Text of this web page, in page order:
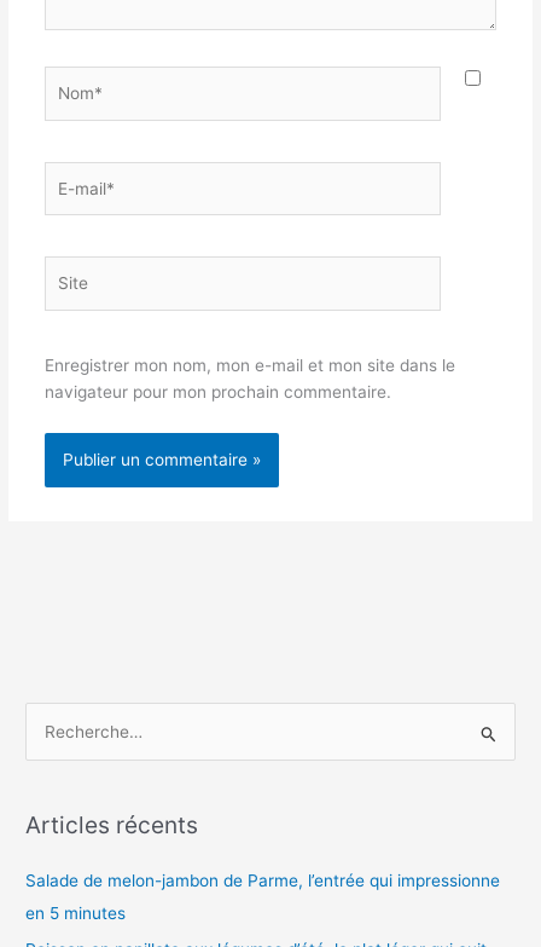
mail*
Enregistrer mon nom, mon e-mail et mon site dans le
navigateur pour mon prochain commentaire.
h
r
c
Articles récents
Salade de melon-jambon de Parme, l’entrée qui impressionne
en 5 minutes